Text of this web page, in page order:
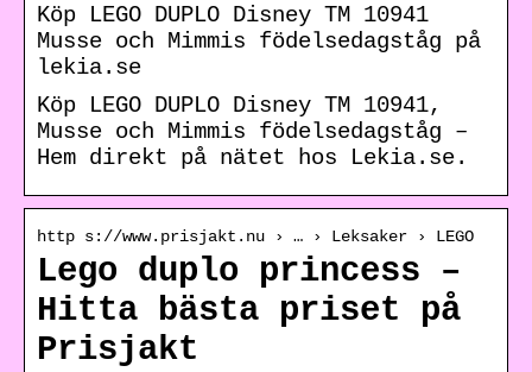
Köp LEGO DUPLO Disney TM 10941
Musse och Mimmis födelsedagståg på
lekia.se
Köp LEGO DUPLO Disney TM 10941,
Musse och Mimmis födelsedagståg –
Hem direkt på nätet hos Lekia.se.
http s://www.prisjakt.nu › … › Leksaker › LEGO
Lego duplo princess –
Hitta bästa priset på
Prisjakt